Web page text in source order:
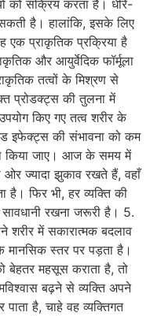
को सक्रिय करता है। धीरे-
है। हालांकि, इसके लिए
एक प्राकृतिक प्रक्रिया है
और आयुर्वेदिक फॉर्मूला
तत्वों के मिश्रण से
प्रोडक्ट्स की तुलना में
किए गए तत्व शरीर के
इफेक्ट्स की संभावना को कम
किया जाए। आज के समय में
ओर ज्यादा झुकाव रखते हैं, वहाँ
फिर भी, हर व्यक्ति की
रखना जरूरी है। 5.
शरीर में सकारात्मक बदलाव
स्तर पर पड़ता है।
बेहतर महसूस कराता है, तो
बढ़ने से व्यक्ति अपने
है, चाहे वह व्यक्तिगत